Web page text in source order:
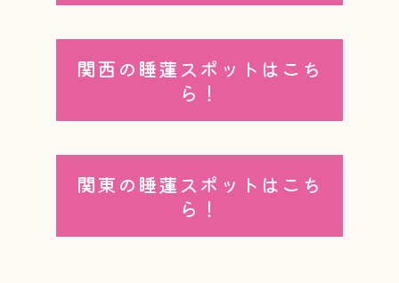
関西の睡蓮スポットはこち
ら！
関東の睡蓮スポットはこち
ら！